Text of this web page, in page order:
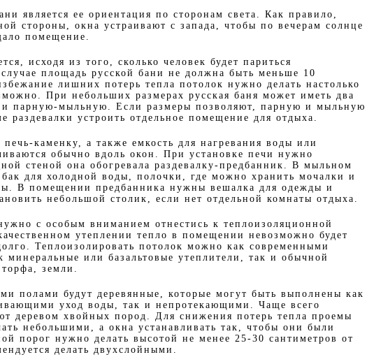
является ее ориентация по сторонам света. Как правило,
стороны, окна устраивают с запада, чтобы по вечерам солнце
помещение.
исходя из того, сколько человек будет париться
площадь русской бани не должна быть меньше 10
лишних потерь тепла потолок нужно делать настолько
При небольших размерах русская баня может иметь два
парную-мыльную. Если размеры позволяют, парную и мыльную
раздевалки устроить отдельное помещение для отдыха.
каменку, а также емкость для нагревания воды или
обычно вдоль окон. При установке печи нужно
стеной она обогревала раздевалку-предбанник. В мыльном
для холодной воды, полочки, где можно хранить мочалки и
В помещении предбанника нужны вешалка для одежды и
небольшой столик, если нет отдельной комнаты отдыха.
с особым вниманием отнестись к теплоизоляционной
утеплении тепло в помещении невозможно будет
Теплоизолировать потолок можно как современными
минеральные или базальтовые утеплители, так и обычной
земли.
полами будут деревянные, которые могут быть выполнены как
уход воды, так и непротекающими. Чаще всего
деревом хвойных пород. Для снижения потерь тепла проемы
небольшими, а окна устанавливать так, чтобы они были
порог нужно делать высотой не менее 25-30 сантиметров от
делать двухслойными.